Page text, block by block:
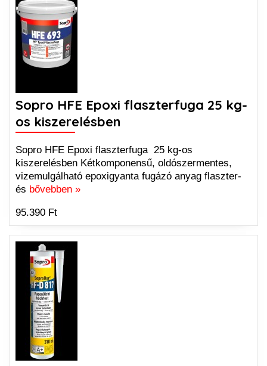
Sopro HFE Epoxi flaszterfuga 25 kg-
os kiszerelésben
Sopro HFE Epoxi flaszterfuga 25 kg-os
kiszerelésben Kétkomponensű, oldószermentes,
vizemulgálható epoxigyanta fugázó anyag flaszter-
és bővebben »
95.390 Ft